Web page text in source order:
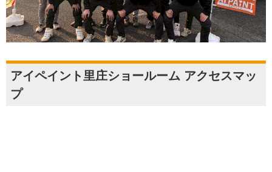
アイペイント里庄ショールーム アクセスマッ
プ